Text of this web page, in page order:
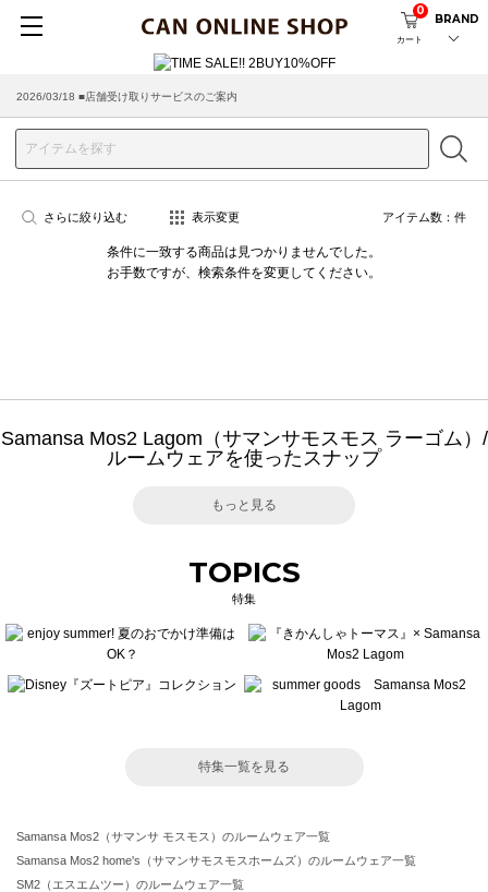
カート
0
BRAND
2026/03/18 ■店舗受け取りサービスのご案内
さらに絞り込む 表示変更 アイテム数： 件
条件に一致する商品は見つかりませんでした。
お手数ですが、検索条件を変更してください。
Samansa Mos2 Lagom（サマンサモスモス ラーゴム）/
ルームウェアを使ったスナップ
もっと見る
TOPICS
特集
特集一覧を見る
Samansa Mos2（サマンサ モスモス）のルームウェア一覧
Samansa Mos2 home's（サマンサモスモスホームズ）のルームウェア一覧
SM2（エスエムツー）のルームウェア一覧